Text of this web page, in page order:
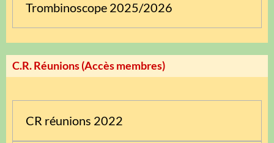
Trombinoscope 2025/2026
C.R. Réunions (Accès membres)
CR réunions 2022